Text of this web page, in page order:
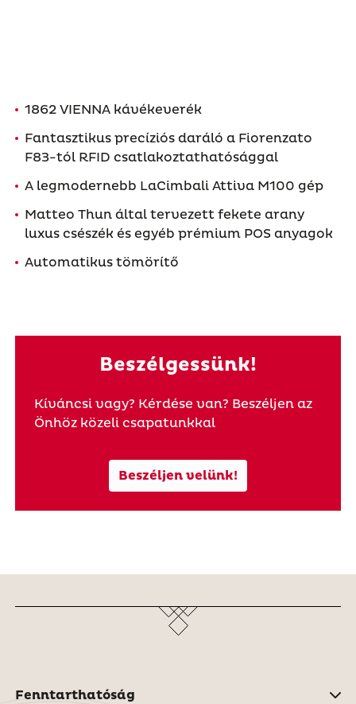
1862 VIENNA kávékeverék
Fantasztikus precíziós daráló a Fiorenzato
F83-tól RFID csatlakoztathatósággal
A legmodernebb LaCimbali Attiva M100 gép
Matteo Thun által tervezett fekete arany
luxus csészék és egyéb prémium POS anyagok
Automatikus tömörítő
Beszélgessünk!
Kíváncsi vagy? Kérdése van? Beszéljen az
Önhöz közeli csapatunkkal
Beszéljen velünk!
Fenntarthatóság